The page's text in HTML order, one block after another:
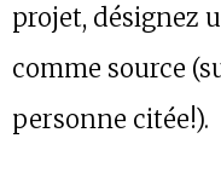
projet, désignez
comme source
personne citée!).